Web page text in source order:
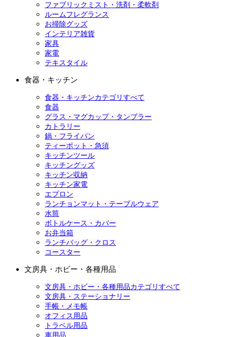
ファブリックミスト・洗剤・柔軟剤
ルームフレグランス
お掃除グッズ
インテリア雑貨
家具
家電
テキスタイル
食器・キッチン
食器・キッチンカテゴリすべて
食器
グラス・マグカップ・タンブラー
カトラリー
鍋・フライパン
ティーポット・急須
キッチンツール
キッチングッズ
キッチン収納
キッチン家電
エプロン
ランチョンマット・テーブルウェア
水筒
ボトルケース・カバー
お弁当箱
ランチバッグ・クロス
コースター
文房具・ホビー・各種用品
文房具・ホビー・各種用品カテゴリすべて
文房具・ステーショナリー
手帳・メモ帳
オフィス用品
トラベル用品
車用品